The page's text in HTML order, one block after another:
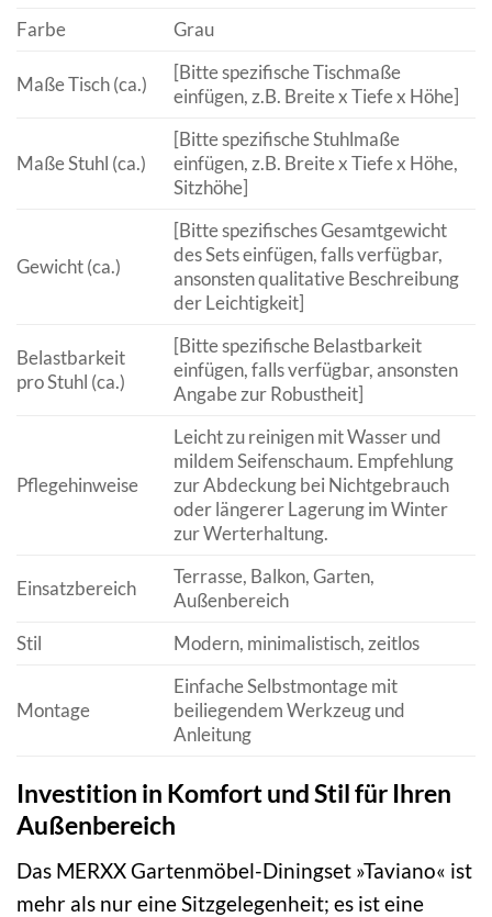
Farbe
Grau
Maße Tisch (ca.)
[Bitte spezifische Tischmaße
einfügen, z.B. Breite x Tiefe x Höhe]
Maße Stuhl (ca.)
[Bitte spezifische Stuhlmaße
einfügen, z.B. Breite x Tiefe x Höhe,
Sitzhöhe]
Gewicht (ca.)
[Bitte spezifisches Gesamtgewicht
des Sets einfügen, falls verfügbar,
ansonsten qualitative Beschreibung
der Leichtigkeit]
Belastbarkeit
pro Stuhl (ca.)
[Bitte spezifische Belastbarkeit
einfügen, falls verfügbar, ansonsten
Angabe zur Robustheit]
Pflegehinweise
Leicht zu reinigen mit Wasser und
mildem Seifenschaum. Empfehlung
zur Abdeckung bei Nichtgebrauch
oder längerer Lagerung im Winter
zur Werterhaltung.
Einsatzbereich
Terrasse, Balkon, Garten,
Außenbereich
Stil
Modern, minimalistisch, zeitlos
Montage
Einfache Selbstmontage mit
beiliegendem Werkzeug und
Anleitung
Investition in Komfort und Stil für Ihren
Außenbereich
Das MERXX Gartenmöbel-Diningset »Taviano« ist
mehr als nur eine Sitzgelegenheit; es ist eine